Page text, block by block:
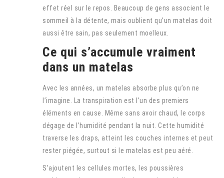
effet réel sur le repos. Beaucoup de gens associent le
sommeil à la détente, mais oublient qu’un matelas doit
aussi être sain, pas seulement moelleux.
Ce qui s’accumule vraiment
dans un matelas
Avec les années, un matelas absorbe plus qu’on ne
l’imagine. La transpiration est l’un des premiers
éléments en cause. Même sans avoir chaud, le corps
dégage de l’humidité pendant la nuit. Cette humidité
traverse les draps, atteint les couches internes et peut
rester piégée, surtout si le matelas est peu aéré.
S’ajoutent les cellules mortes, les poussières